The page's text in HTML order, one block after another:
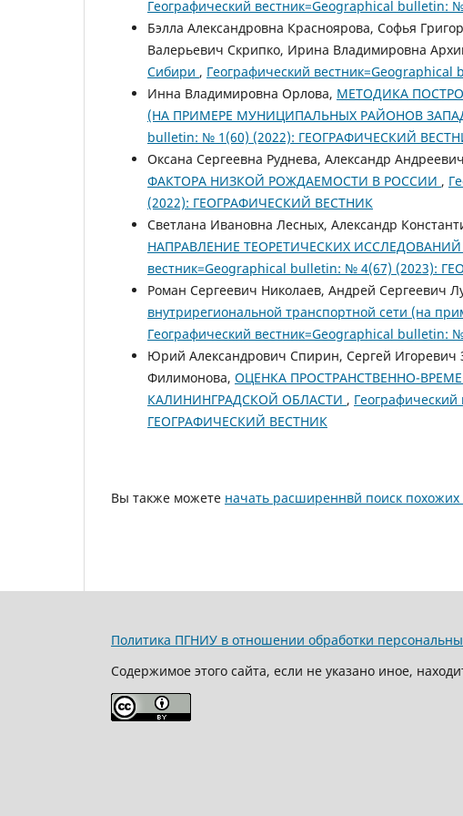
Географический вестник=Geographical
Бэлла Александровна Красноярова, Софья
Валерьевич Скрипко, Ирина Владимировна
Сибири , Географический
Инна Владимировна Орлова, МЕТОДИКА
(НА ПРИМЕРЕ МУНИЦИПАЛЬНЫХ РАЙОНОВ
bulletin: № 1(60) (2022): ГЕОГРАФИЧЕСКИЙ
Оксана Сергеевна Руднева, Александр
ФАКТОРА НИЗКОЙ РОЖДАЕМОСТИ В РОССИИ ,
(2022): ГЕОГРАФИЧЕСКИЙ ВЕСТНИК
Светлана Ивановна Лесных, Александр
НАПРАВЛЕНИЕ ТЕОРЕТИЧЕСКИХ
вестник=Geographical bulletin: № 4(67) (2023):
Роман Сергеевич Николаев, Андрей Сергеевич
внутрирегиональной транспортной сети (на
Географический вестник=Geographical bulletin:
Юрий Александрович Спирин, Сергей Игоревич
Филимонова, ОЦЕНКА ПРОСТРАНСТВЕННО-
КАЛИНИНГРАДСКОЙ ОБЛАСТИ ,
ГЕОГРАФИЧЕСКИЙ ВЕСТНИК
Вы также можете начать расширеннвй поиск похожих
Политика ПГНИУ в отношении обработки
Содержимое этого сайта, если не указано иное,